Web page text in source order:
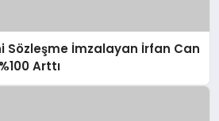
Sözleşme İmzalayan İrfan Can
Arttı